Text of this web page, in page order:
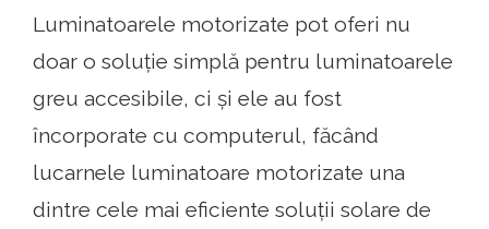
Luminatoarele motorizate pot oferi nu
doar o soluție simplă pentru luminatoarele
greu accesibile, ci și ele au fost
încorporate cu computerul, făcând
lucarnele luminatoare motorizate una
dintre cele mai eficiente soluții solare de